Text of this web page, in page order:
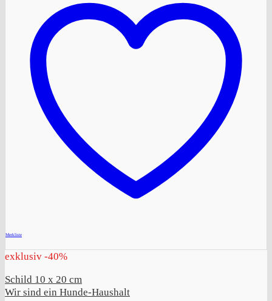
Merkliste
exklusiv -40%
Schild 10 x 20 cm
Wir sind ein Hunde-Haushalt